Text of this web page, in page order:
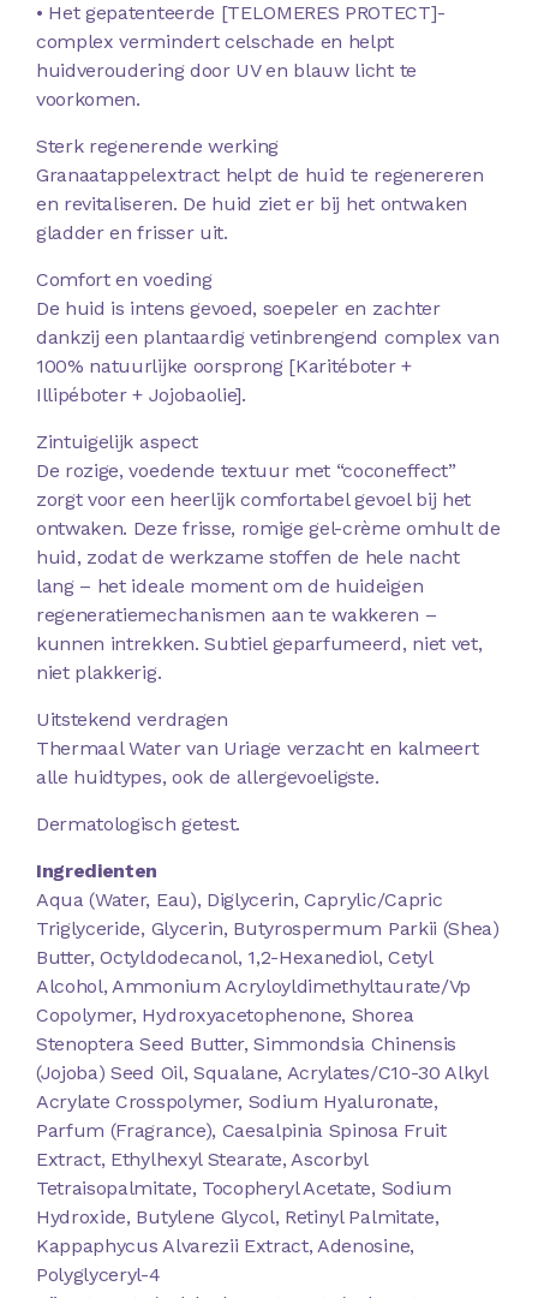
• Het gepatenteerde [TELOMERES PROTECT]-
complex vermindert celschade en helpt
huidveroudering door UV en blauw licht te
voorkomen.
Sterk regenerende werking
Granaatappelextract helpt de huid te regenereren
en revitaliseren. De huid ziet er bij het ontwaken
gladder en frisser uit.
Comfort en voeding
De huid is intens gevoed, soepeler en zachter
dankzij een plantaardig vetinbrengend complex van
100% natuurlijke oorsprong [Karitéboter +
Illipéboter + Jojobaolie].
Zintuigelijk aspect
De rozige, voedende textuur met “coconeffect”
zorgt voor een heerlijk comfortabel gevoel bij het
ontwaken. Deze frisse, romige gel-crème omhult de
huid, zodat de werkzame stoffen de hele nacht
lang – het ideale moment om de huideigen
regeneratiemechanismen aan te wakkeren –
kunnen intrekken. Subtiel geparfumeerd, niet vet,
niet plakkerig.
Uitstekend verdragen
Thermaal Water van Uriage verzacht en kalmeert
alle huidtypes, ook de allergevoeligste.
Dermatologisch getest.
Ingredienten
Aqua (Water, Eau), Diglycerin, Caprylic/Capric
Triglyceride, Glycerin, Butyrospermum Parkii (Shea)
Butter, Octyldodecanol, 1,2-Hexanediol, Cetyl
Alcohol, Ammonium Acryloyldimethyltaurate/Vp
Copolymer, Hydroxyacetophenone, Shorea
Stenoptera Seed Butter, Simmondsia Chinensis
(Jojoba) Seed Oil, Squalane, Acrylates/C10-30 Alkyl
Acrylate Crosspolymer, Sodium Hyaluronate,
Parfum (Fragrance), Caesalpinia Spinosa Fruit
Extract, Ethylhexyl Stearate, Ascorbyl
Tetraisopalmitate, Tocopheryl Acetate, Sodium
Hydroxide, Butylene Glycol, Retinyl Palmitate,
Kappaphycus Alvarezii Extract, Adenosine,
Polyglyceryl-4